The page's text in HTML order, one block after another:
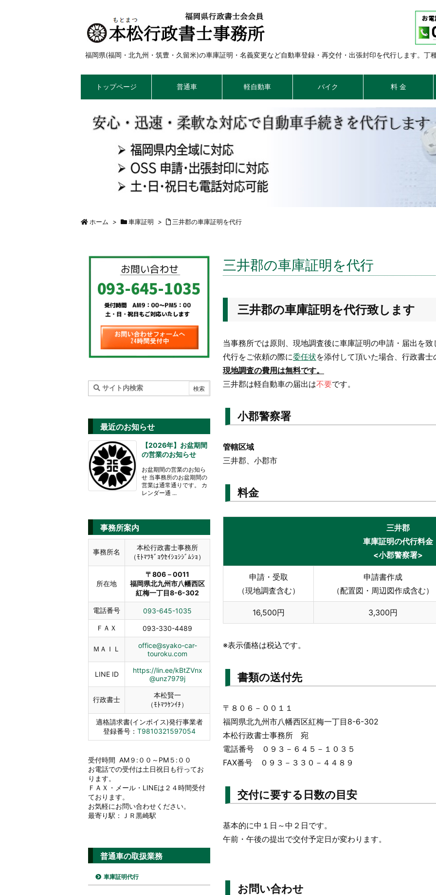
福岡県(福岡・北九州・筑豊・久留米)の車庫証明・名義変更など自動車登録・再交付・出張封印を代行します。丁
トップページ 普通車 軽自動車 バイク 料 金
ホーム > 車庫証明 > 三井郡の車庫証明を代行
三井郡の車庫証明を代行
三井郡の車庫証明を代行致します
当事務所では原則、現地調査後に車庫証明の申請・届出を致
代行をご依頼の際に委任状を添付して頂いた場合、行政書
現地調査の費用は無料です。
三井郡は軽自動車の届出は不要です。
小郡警察署
管轄区域
三井郡、小郡市
料金
三井郡
車庫証明の代行料金
<小郡警察署>
申請・受取
（現地調査含む）
申請書作成
（配置図・周辺図作成含む）
16,500円 3,300円
※表示価格は税込です。
書類の送付先
〒８０６－００１１
福岡県北九州市八幡西区紅梅一丁目8-6-302
本松行政書士事務所 宛
電話番号 ０９３－６４５－１０３５
FAX番号 ０９３－３３０－４４８９
交付に要する日数の目安
基本的に中１日～中２日です。
午前・午後の提出で交付予定日が変わります。
お問い合わせ
最近のお知らせ
【2026年】お盆期間
の営業のお知らせ
お盆期間の営業のお知ら
せ 当事務所のお盆期間の
営業は通常通りです。 カ
レンダー通 ...
事務所案内
事務所名
本松行政書士事務所
（ﾓﾄﾏﾂｷﾞｮｳｾｲｼｮｼｼﾞﾑｼｮ）
所在地
〒806－0011
福岡県北九州市八幡西区
紅梅一丁目8-6-302
電話番号 093-645-1035
ＦＡＸ 093-330-4489
ＭＡＩＬ
office@syako-car-
touroku.com
LINE ID
https://lin.ee/kBtZVnx
@unz7979j
行政書士
本松賢一
（ﾓﾄﾏﾂｹﾝｲﾁ）
適格請求書(インボイス)発行事業者
登録番号： T9810321597054
受付時間 AM９:００～PM５:００
お電話での受付は土日祝日も行ってお
ります。
ＦＡＸ・メール・LINEは２４時間受付
ております。
お気軽にお問い合わせください。
最寄り駅：ＪＲ黒崎駅
普通車の取扱業務
車庫証明代行